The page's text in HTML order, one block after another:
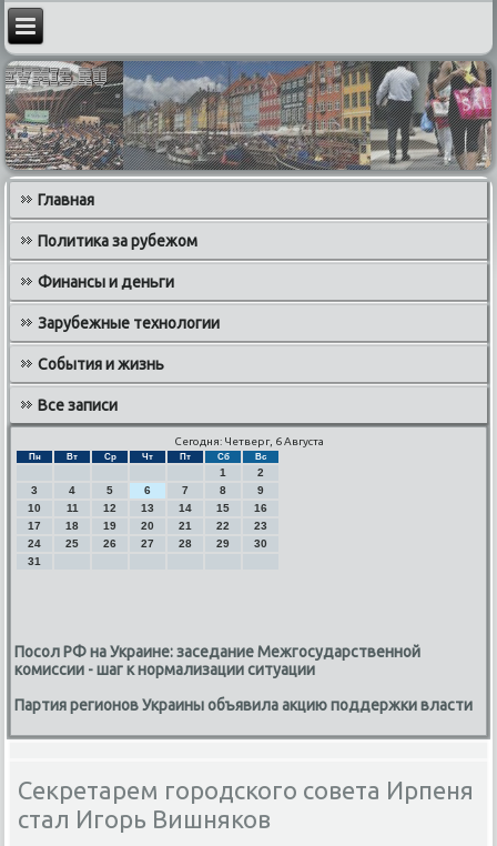
Главная
Политика за рубежом
Финансы и деньги
Зарубежные технологии
События и жизнь
Все записи
Сегодня: Четверг, 6 Августа
Пн Вт Ср Чт Пт Сб Вс
1
2
3
4 5 6 7 8
9
10
11 12 13 14 15
16
17
18 19 20 21 22
23
24
25 26 27 28 29
30
31
Посол РФ на Украине: заседание Межгосударственной
комиссии - шаг к нормализации ситуации
Партия регионов Украины объявила акцию поддержки власти
Секретарем городского совета Ирпеня
стал Игорь Вишняков